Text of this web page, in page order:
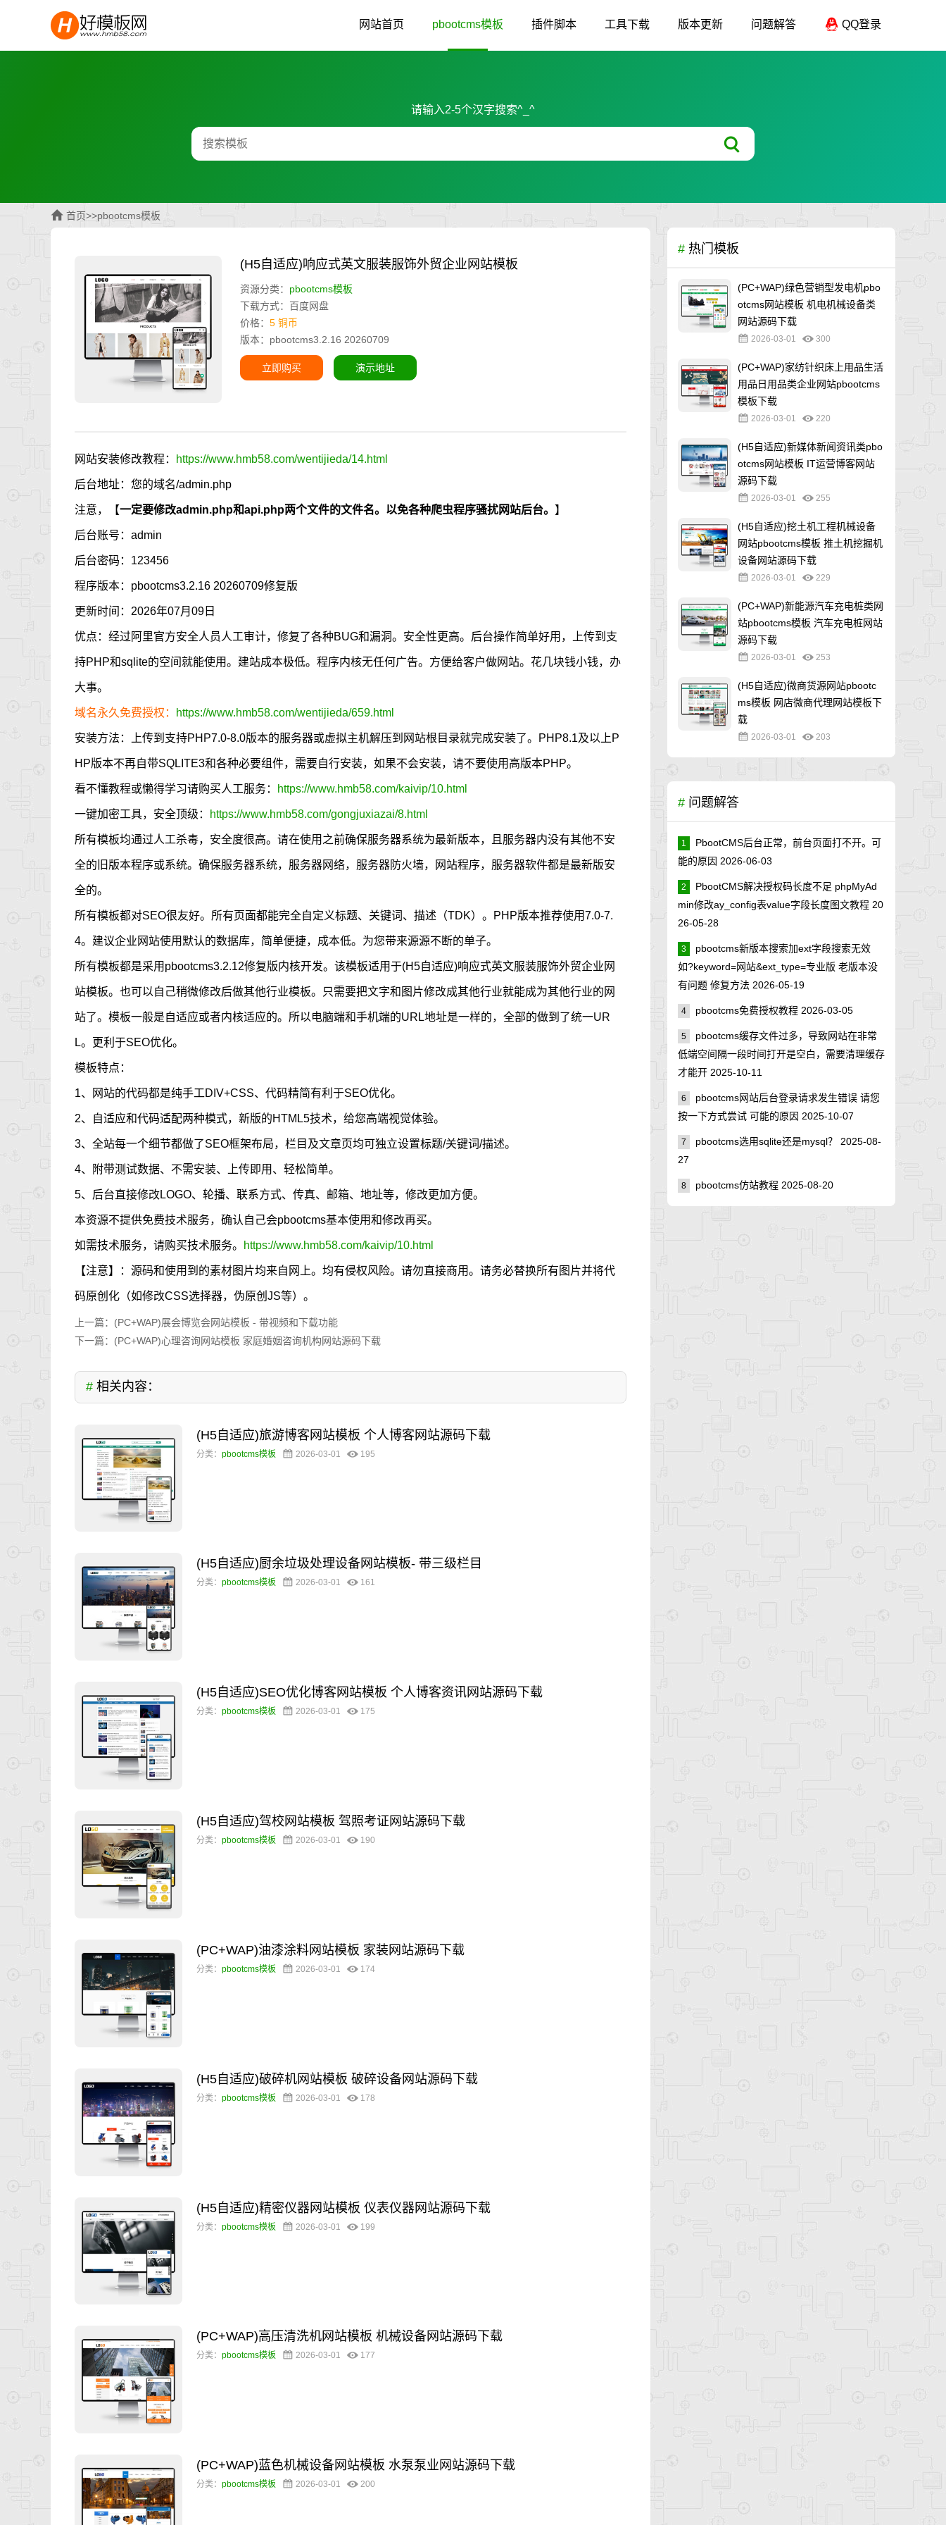
网站首页 pbootcms模板 插件脚本 工具下载 版本更新 问题解答 QQ登录
请输入2-5个汉字搜索^_^
首页>>pbootcms模板
(H5自适应)响应式英文服装服饰外贸企业网站模板
资源分类： pbootcms模板
下载方式：百度网盘
价格：5 铜币
版本：pbootcms3.2.16 20260709
立即购买 演示地址
网站安装修改教程： https://www.hmb58.com/wentijieda/14.html
后台地址：您的域名/admin.php
注意，【一定要修改admin.php和api.php两个文件的文件名。以免各种爬虫程序骚扰网站后台。 】
后台账号：admin
后台密码：123456
程序版本：pbootcms3.2.16 20260709修复版
更新时间：2026年07月09日
优点：经过阿里官方安全人员人工审计，修复了各种BUG和漏洞。安全性更高。后台操作简单好用，上传到支
持PHP和sqlite的空间就能使用。建站成本极低。程序内核无任何广告。方便给客户做网站。花几块钱小钱，办
大事。
域名永久免费授权： https://www.hmb58.com/wentijieda/659.html
安装方法：上传到支持PHP7.0-8.0版本的服务器或虚拟主机解压到网站根目录就完成安装了。PHP8.1及以上P
HP版本不再自带SQLITE3和各种必要组件，需要自行安装，如果不会安装，请不要使用高版本PHP。
看不懂教程或懒得学习请购买人工服务： https://www.hmb58.com/kaivip/10.html
一键加密工具，安全顶级： https://www.hmb58.com/gongjuxiazai/8.html
所有模板均通过人工杀毒，安全度很高。请在使用之前确保服务器系统为最新版本，且服务器内没有其他不安
全的旧版本程序或系统。确保服务器系统，服务器网络，服务器防火墙，网站程序，服务器软件都是最新版安
全的。
所有模板都对SEO很友好。所有页面都能完全自定义标题、关键词、描述（TDK）。PHP版本推荐使用7.0-7.
4。建议企业网站使用默认的数据库，简单便捷，成本低。为您带来源源不断的单子。
所有模板都是采用pbootcms3.2.12修复版内核开发。该模板适用于(H5自适应)响应式英文服装服饰外贸企业网
站模板。也可以自己稍微修改后做其他行业模板。只需要把文字和图片修改成其他行业就能成为其他行业的网
站了。模板一般是自适应或者内核适应的。所以电脑端和手机端的URL地址是一样的，全部的做到了统一UR
L。更利于SEO优化。
模板特点：
1、网站的代码都是纯手工DIV+CSS、代码精简有利于SEO优化。
2、自适应和代码适配两种模式，新版的HTML5技术，给您高端视觉体验。
3、全站每一个细节都做了SEO框架布局，栏目及文章页均可独立设置标题/关键词/描述。
4、附带测试数据、不需安装、上传即用、轻松简单。
5、后台直接修改LOGO、轮播、联系方式、传真、邮箱、地址等，修改更加方便。
本资源不提供免费技术服务，确认自己会pbootcms基本使用和修改再买。
如需技术服务，请购买技术服务。 https://www.hmb58.com/kaivip/10.html
【注意】：源码和使用到的素材图片均来自网上。均有侵权风险。请勿直接商用。请务必替换所有图片并将代
码原创化（如修改CSS选择器，伪原创JS等）。
上一篇： (PC+WAP)展会博览会网站模板 - 带视频和下载功能
下一篇： (PC+WAP)心理咨询网站模板 家庭婚姻咨询机构网站源码下载
#相关内容：
(H5自适应)旅游博客网站模板 个人博客网站源码下载
分类： pbootcms模板 2026-03-01 195
(H5自适应)厨余垃圾处理设备网站模板- 带三级栏目
分类： pbootcms模板 2026-03-01 161
(H5自适应)SEO优化博客网站模板 个人博客资讯网站源码下载
分类： pbootcms模板 2026-03-01 175
(H5自适应)驾校网站模板 驾照考证网站源码下载
分类： pbootcms模板 2026-03-01 190
(PC+WAP)油漆涂料网站模板 家装网站源码下载
分类： pbootcms模板 2026-03-01 174
(H5自适应)破碎机网站模板 破碎设备网站源码下载
分类： pbootcms模板 2026-03-01 178
(H5自适应)精密仪器网站模板 仪表仪器网站源码下载
分类： pbootcms模板 2026-03-01 199
(PC+WAP)高压清洗机网站模板 机械设备网站源码下载
分类： pbootcms模板 2026-03-01 177
(PC+WAP)蓝色机械设备网站模板 水泵泵业网站源码下载
分类： pbootcms模板 2026-03-01 200
# 热门模板
(PC+WAP)绿色营销型发电机pbo
otcms网站模板 机电机械设备类
网站源码下载
2026-03-01 300
(PC+WAP)家纺针织床上用品生活
用品日用品类企业网站pbootcms
模板下载
2026-03-01 220
(H5自适应)新媒体新闻资讯类pbo
otcms网站模板 IT运营博客网站
源码下载
2026-03-01 255
(H5自适应)挖土机工程机械设备
网站pbootcms模板 推土机挖掘机
设备网站源码下载
2026-03-01 229
(PC+WAP)新能源汽车充电桩类网
站pbootcms模板 汽车充电桩网站
源码下载
2026-03-01 253
(H5自适应)微商货源网站pbootc
ms模板 网店微商代理网站模板下
载
2026-03-01 203
# 问题解答
1
PbootCMS后台正常，前台页面打不开。可
能的原因 2026-06-03
2
PbootCMS解决授权码长度不足 phpMyAd
min修改ay_config表value字段长度图文教程 20
26-05-28
3
pbootcms新版本搜索加ext字段搜索无效
如?keyword=网站&ext_type=专业版 老版本没
有问题 修复方法 2026-05-19
4 pbootcms免费授权教程 2026-03-05
5
pbootcms缓存文件过多，导致网站在非常
低端空间隔一段时间打开是空白，需要清理缓存
才能开 2025-10-11
6
pbootcms网站后台登录请求发生错误 请您
按一下方式尝试 可能的原因 2025-10-07
7 pbootcms选用sqlite还是mysql？
2025-08-
27
8 pbootcms仿站教程 2025-08-20